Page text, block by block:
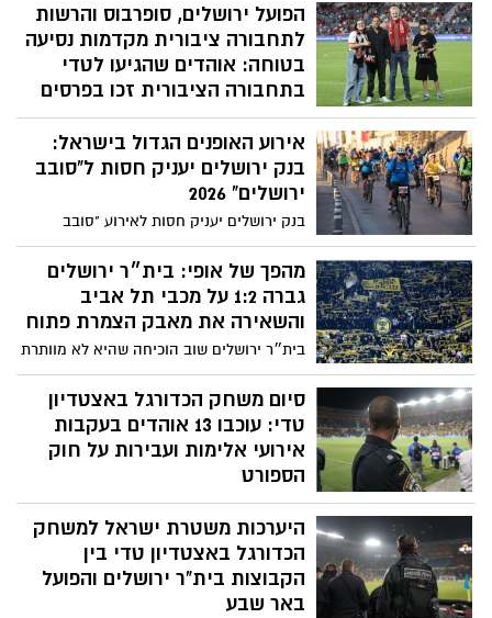
לאצטדיון טדי לגמר גביע המדינה ווינר 2026.
עיריית ירושלים, ההתאחדות לכדורגל
והמשטרה קוראות לציבור להגיע מוקדם
ולהעדיף תחבורה ציבורית; חניונים, הסעות
הפועל ירושלים, סופרבוס והרשות
לתחבורה ציבורית מקדמות נסיעה
בטוחה: אוהדים שהגיעו לטדי
בתחבורה הציבורית זכו בפרסים
במהלך משחק הפועל ירושלים מול עירוני
טבריה נערך טקס מיוחד לעידוד השימוש
בתחבורה הציבורית, במסגרתו הוענקו פרסים
לאוהדים שהגיעו לאצטדיון באוטובוסים.
הסברה לבני נוער ולאוהדים בנושאי בטיחות
ותיקוף נסיעות כחוק
אירוע האופנים הגדול בישראל:
בנק ירושלים יעניק חסות ל"סובב
ירושלים" 2026
בנק ירושלים יעניק חסות לאירוע "סובב
ירושלים" 2026, אירוע רכיבת האופניים הגדול
בישראל, שיתקיים ביום שישי, 29 במאי 2026
בבירה
מהפך של אופי: בית״ר ירושלים
גברה 1:2 על מכבי תל אביב
והשאירה את מאבק הצמרת פתוח
בית״ר ירושלים שוב הוכיחה שהיא לא מוותרת
עד השריקה האחרונה. הקבוצה מהבירה
רשמה ניצחון דרמטי 1:2 על מכבי תל אביב,
לאחר שחזרה מפיגור והציגה הרבה אופי,
נחישות וכדורגל התקפי
סיום משחק הכדורגל באצטדיון
טדי: עוכבו 13 אוהדים בעקבות
אירועי אלימות ועבירות על חוק
הספורט
בפעילות כוחות המשטרה בשטח, עוכבו 13
חשודים בגין מעורבותם באירועי האלימות. הם
זוהו בשטח לצורך בחינת זימונם להליך שימוע
ימים
היערכות משטרת ישראל למשחק
הכדורגל באצטדיון טדי בין
הקבוצות בית"ר ירושלים והפועל
באר שבע